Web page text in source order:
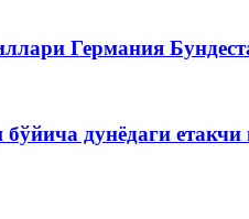
Германия
дунёдаги